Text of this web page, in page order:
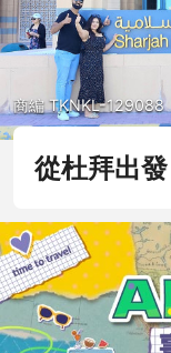
商編 TKNKL-129088
從杜拜出